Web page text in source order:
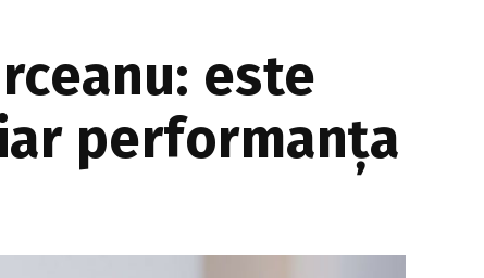
este
performanța